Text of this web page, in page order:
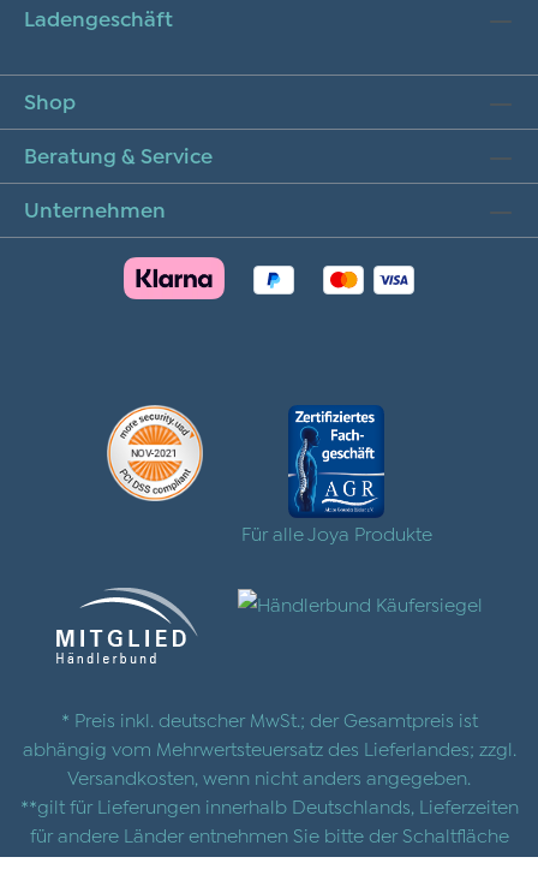
Ladengeschäft
Shop
Beratung & Service
Unternehmen
Für alle Joya Produkte
* Preis inkl. deutscher MwSt.; der Gesamtpreis ist
abhängig vom Mehrwertsteuersatz des Lieferlandes; zzgl.
Versandkosten , wenn nicht anders angegeben.
**gilt für Lieferungen innerhalb Deutschlands, Lieferzeiten
für andere Länder entnehmen Sie bitte der Schaltfläche
mit denVersandinformationen